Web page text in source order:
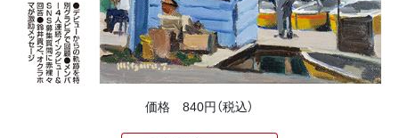
価格 840円（税込）